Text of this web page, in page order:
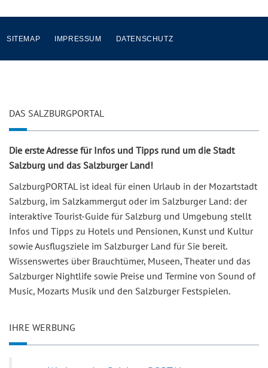
SITEMAP IMPRESSUM DATENSCHUTZ
DAS SALZBURGPORTAL
Die erste Adresse für Infos und Tipps rund um die Stadt
Salzburg und das Salzburger Land!
SalzburgPORTAL ist ideal für einen Urlaub in der Mozartstadt
Salzburg, im Salzkammergut oder im Salzburger Land: der
interaktive Tourist-Guide für Salzburg und Umgebung stellt
Infos und Tipps zu Hotels und Pensionen, Kunst und Kultur
sowie Ausflugsziele im Salzburger Land für Sie bereit.
Wissenswertes über Brauchtümer, Museen, Theater und das
Salzburger Nightlife sowie Preise und Termine von Sound of
Music, Mozarts Musik und den Salzburger Festspielen.
IHRE WERBUNG